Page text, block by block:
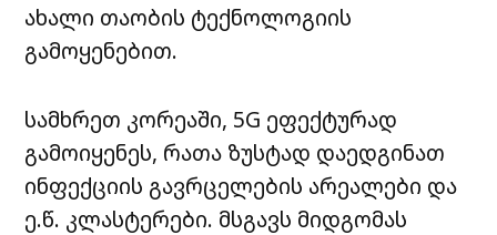
ახალი თაობის ტექნოლოგიის
გამოყენებით.
სამხრეთ კორეაში, 5G ეფექტურად
გამოიყენეს, რათა ზუსტად დაედგინათ
ინფექციის გავრცელების არეალები და
ე.წ. კლასტერები. მსგავს მიდგომას